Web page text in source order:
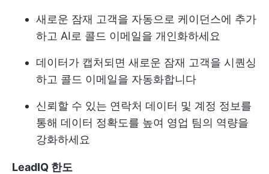
새로운 잠재 고객을 자동으로 케이던스에 추가
하고 AI로 콜드 이메일을 개인화하세요
데이터가 캡처되면 새로운 잠재 고객을 시퀀싱
하고 콜드 이메일을 자동화합니다
신뢰할 수 있는 연락처 데이터 및 계정 정보를
통해 데이터 정확도를 높여 영업 팀의 역량을
강화하세요
LeadIQ 한도